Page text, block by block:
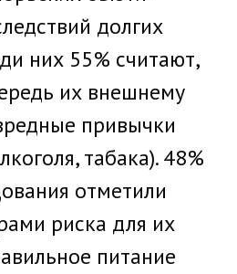
долгих
них 55% считают,
их внешнему
привычки
табака). 48%
отметили
риска для их
питание